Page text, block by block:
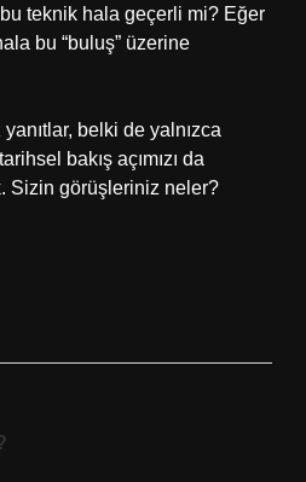
teknik hala geçerli mi? Eğer
bu “buluş” üzerine
belki de yalnızca
bakış açımızı da
Sizin görüşleriniz neler?